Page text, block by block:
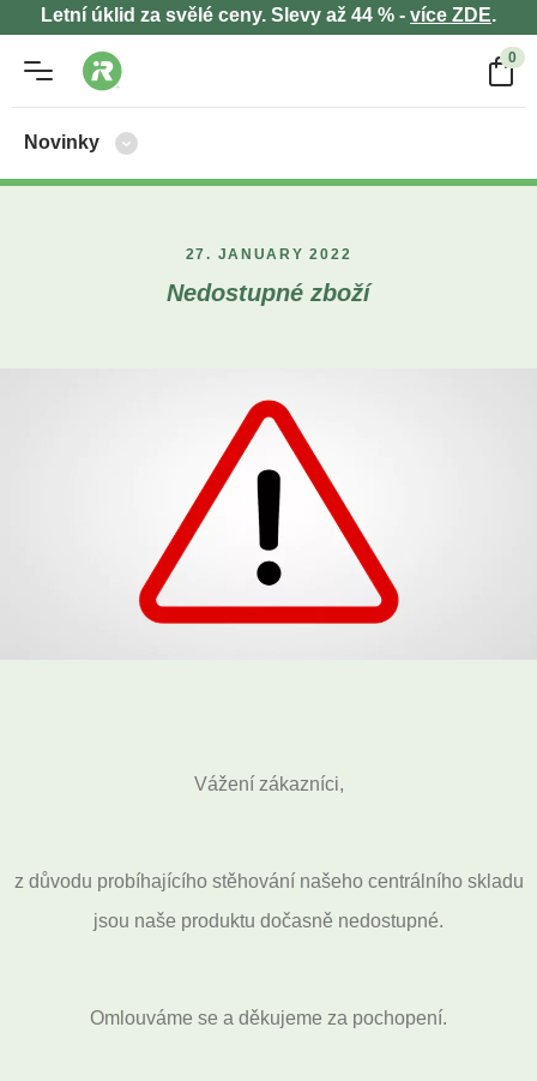
Letní úklid za svělé ceny. Slevy až 44 % - více ZDE.
0
Novinky
27. JANUARY 2022
Nedostupné zboží
Vážení zákazníci,
z důvodu probíhajícího stěhování našeho centrálního skladu
jsou naše produktu dočasně nedostupné.
Omlouváme se a děkujeme za pochopení.